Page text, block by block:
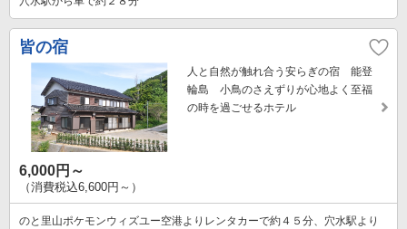
皆の宿
人と自然が触れ合う安らぎの宿 能登
輪島 小鳥のさえずりが心地よく至福
の時を過ごせるホテル
6,000円～
（消費税込6,600円～）
のと里山ポケモンウィズユー空港よりレンタカーで約４５分、穴水駅より